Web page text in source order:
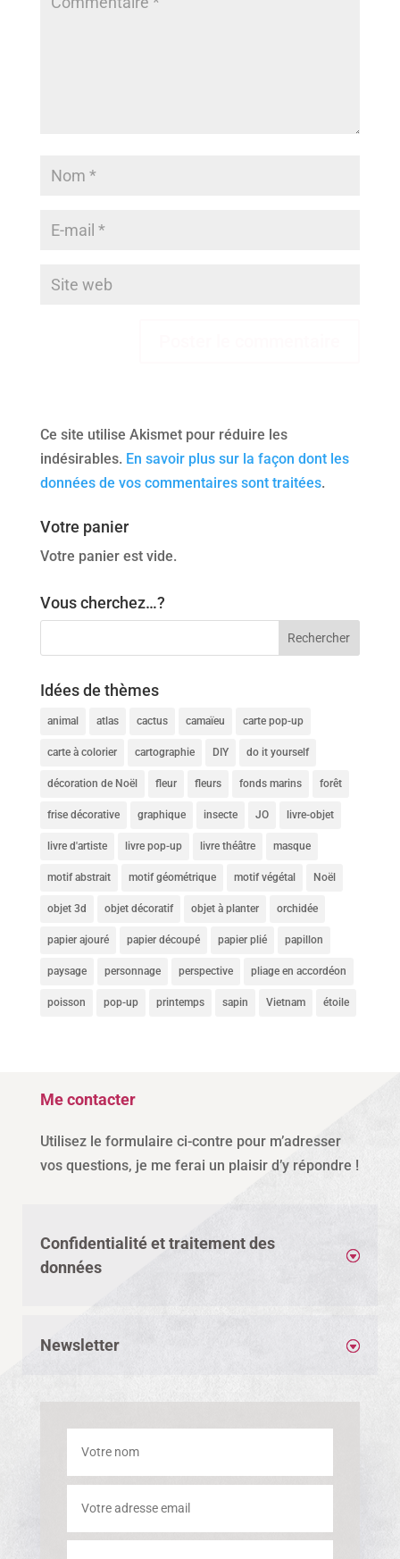
Ce site utilise Akismet pour réduire les
indésirables. En savoir plus sur la façon dont les
données de vos commentaires sont traitées.
Votre panier
Votre panier est vide.
Vous cherchez…?
Idées de thèmes
animal atlas cactus camaïeu carte pop-up
carte à colorier cartographie DIY do it yourself
décoration de Noël fleur fleurs fonds marins forêt
frise décorative graphique insecte JO livre-objet
livre d'artiste livre pop-up livre théâtre masque
motif abstrait motif géométrique motif végétal Noël
objet 3d objet décoratif objet à planter orchidée
papier ajouré papier découpé papier plié papillon
paysage personnage perspective pliage en accordéon
poisson pop-up printemps sapin Vietnam étoile
Me contacter
Utilisez le formulaire ci-contre pour m’adresser
vos questions, je me ferai un plaisir d’y répondre !
Confidentialité et traitement des
données
Newsletter